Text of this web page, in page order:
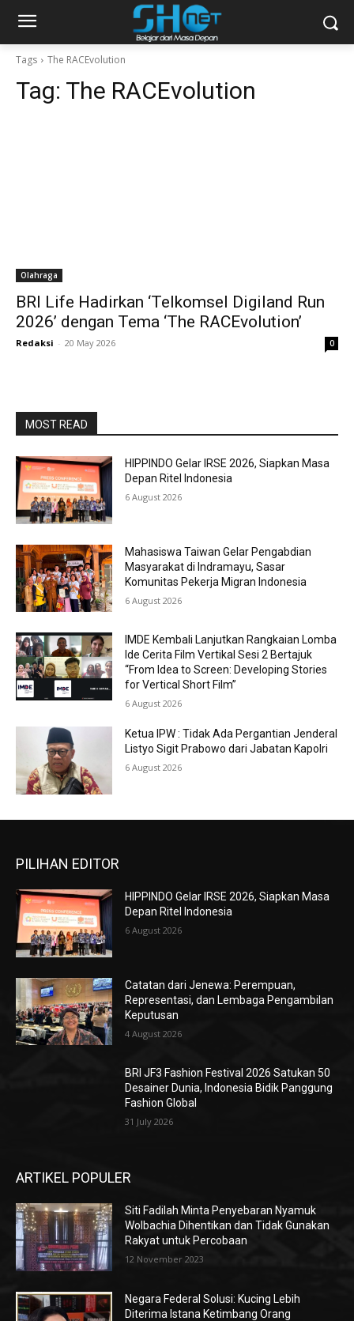
Tags The RACEvolution
Tag: The RACEvolution
Olahraga
BRI Life Hadirkan ‘Telkomsel Digiland Run
2026’ dengan Tema ‘The RACEvolution’
Redaksi - 20 May 2026 0
MOST READ
HIPPINDO Gelar IRSE 2026, Siapkan Masa
Depan Ritel Indonesia
6 August 2026
Mahasiswa Taiwan Gelar Pengabdian
Masyarakat di Indramayu, Sasar
Komunitas Pekerja Migran Indonesia
6 August 2026
IMDE Kembali Lanjutkan Rangkaian Lomba
Ide Cerita Film Vertikal Sesi 2 Bertajuk
“From Idea to Screen: Developing Stories
for Vertical Short Film”
6 August 2026
Ketua IPW : Tidak Ada Pergantian Jenderal
Listyo Sigit Prabowo dari Jabatan Kapolri
6 August 2026
PILIHAN EDITOR
HIPPINDO Gelar IRSE 2026, Siapkan Masa
Depan Ritel Indonesia
6 August 2026
Catatan dari Jenewa: Perempuan,
Representasi, dan Lembaga Pengambilan
Keputusan
4 August 2026
BRI JF3 Fashion Festival 2026 Satukan 50
Desainer Dunia, Indonesia Bidik Panggung
Fashion Global
31 July 2026
ARTIKEL POPULER
Siti Fadilah Minta Penyebaran Nyamuk
Wolbachia Dihentikan dan Tidak Gunakan
Rakyat untuk Percobaan
12 November 2023
Negara Federal Solusi: Kucing Lebih
Diterima Istana Ketimbang Orang